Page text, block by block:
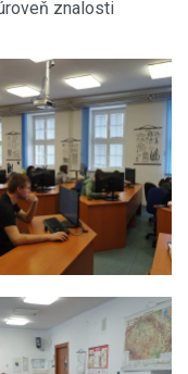
znalosti